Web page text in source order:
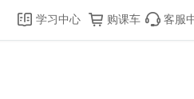
学习中心 购课车 客服